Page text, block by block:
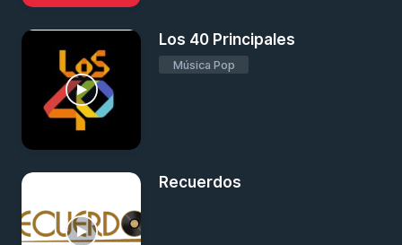
Los 40 Principales
Música Pop
Recuerdos